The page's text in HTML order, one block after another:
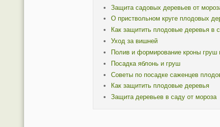
Защита садовых деревьев от
О приствольном круге плодовых
Как защитить плодовые деревья в
Уход за вишней
Полив и формирование кроны груш
Посадка яблонь и груш
Советы по посадке саженцев
Как защитить плодовые деревья
Защита деревьев в саду от мороза